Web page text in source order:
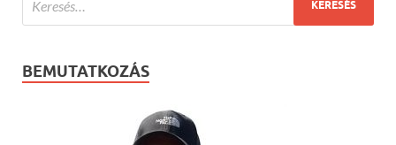
BEMUTATKOZÁS